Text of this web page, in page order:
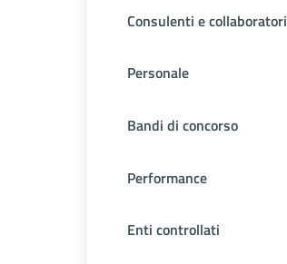
Consulenti e collaboratori
Personale
Bandi di concorso
Performance
Enti controllati